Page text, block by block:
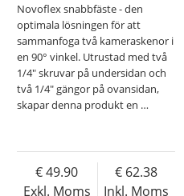
Novoflex snabbfäste - den
optimala lösningen för att
sammanfoga två kameraskenor i
en 90° vinkel. Utrustad med två
1/4" skruvar på undersidan och
två 1/4" gängor på ovansidan,
skapar denna produkt en …
Exkl. Moms
49.90
Inkl. Moms
62.38